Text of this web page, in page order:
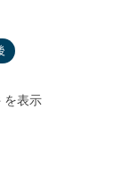
を表示